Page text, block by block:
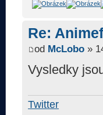
Re:
od McLobo »
Vysledky
Twitter